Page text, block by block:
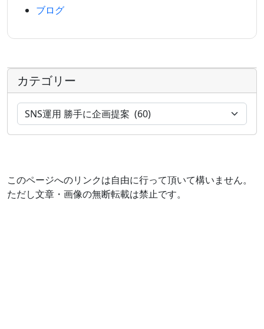
ブログ
カテゴリー
このページへのリンクは自由に行って頂いて構いません。
ただし文章・画像の無断転載は禁止です。